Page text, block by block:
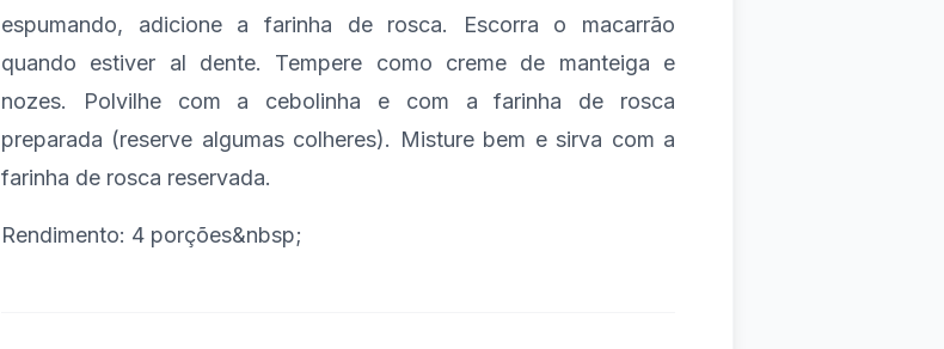
espumando, adicione a farinha de rosca. Escorra o macarrão
quando estiver al dente. Tempere como creme de manteiga e
nozes. Polvilhe com a cebolinha e com a farinha de rosca
preparada (reserve algumas colheres). Misture bem e sirva com a
farinha de rosca reservada.
Rendimento: 4 porções&nbsp;